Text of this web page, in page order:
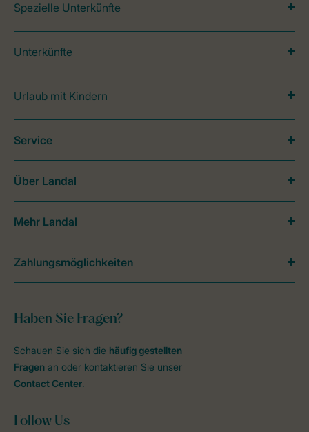
Spezielle Unterkünfte
Unterkünfte
Urlaub mit Kindern
Haben Sie Fragen?
Schauen Sie sich die häufig gestellten
Fragen an oder kontaktieren Sie unser
Contact Center.
Follow Us
Service
Über Landal
Mehr Landal
Zahlungsmöglichkeiten